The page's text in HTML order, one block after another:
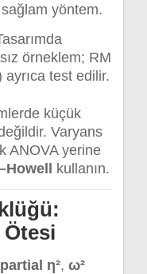
yöntem.
örneklem; RM
test edilir.
küçük
Varyans
ANOVA yerine
kullanın.
Ötesi
partial η², ω²